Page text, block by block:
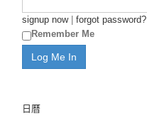
signup now| forgot password?
Remember Me
日曆